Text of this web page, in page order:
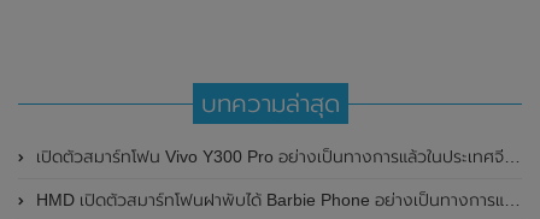
บทความล่าสุด
เปิดตัวสมาร์ทโฟน Vivo Y300 Pro อย่างเป็นทางการแล้วในประเทศจีน มาพร้อมดีไซน์พรีเมี่ยม ทนทาน และแบตเตอรี่สุดอึดขนาดใหญ่ 6,500mAh พร้อมรองรับการชาร์จไว 80W
HMD เปิดตัวสมาร์ทโฟนฝาพับได้ Barbie Phone อย่างเป็นทางการแล้ว มาพร้อมธีมสีชมพูสดใส